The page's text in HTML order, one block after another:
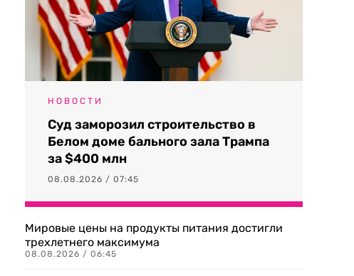
НОВОСТИ
Суд заморозил строительство в
Белом доме бального зала Трампа
за $400 млн
08.08.2026 / 07:45
Мировые цены на продукты питания достигли
трехлетнего максимума
08.08.2026 / 06:45